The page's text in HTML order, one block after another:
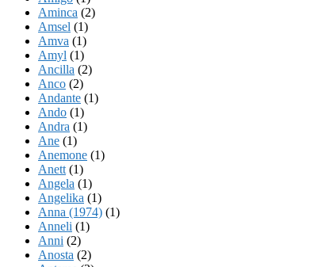
Aminca (2)
Amsel (1)
Amva (1)
Amyl (1)
Ancilla (2)
Anco (2)
Andante (1)
Ando (1)
Andra (1)
Ane (1)
Anemone (1)
Anett (1)
Angela (1)
Angelika (1)
Anna (1974) (1)
Anneli (1)
Anni (2)
Anosta (2)